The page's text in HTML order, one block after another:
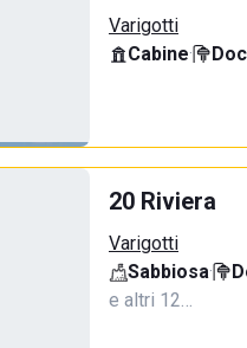
Varigotti
Cabine·
20 Riviera
Varigotti
Sabbiosa·
e altri 12…